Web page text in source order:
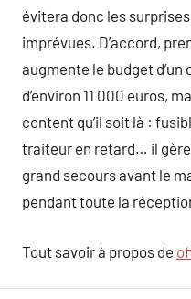
évitera donc les
imprévues. D’accord,
augmente le budget
d’environ 11 000 euros,
content qu’il soit là :
traiteur en retard… il gère
grand secours avant le
pendant toute la
Tout savoir à propos de